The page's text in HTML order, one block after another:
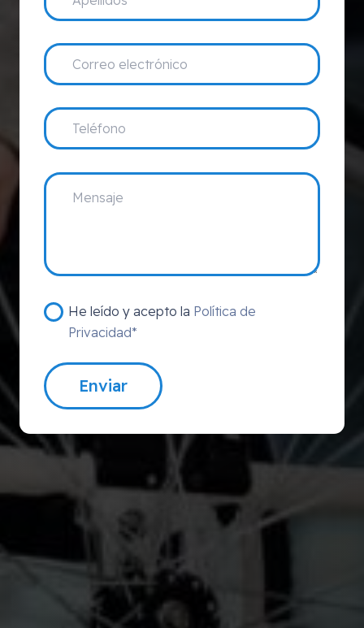
He leído y acepto la Política de
Privacidad*